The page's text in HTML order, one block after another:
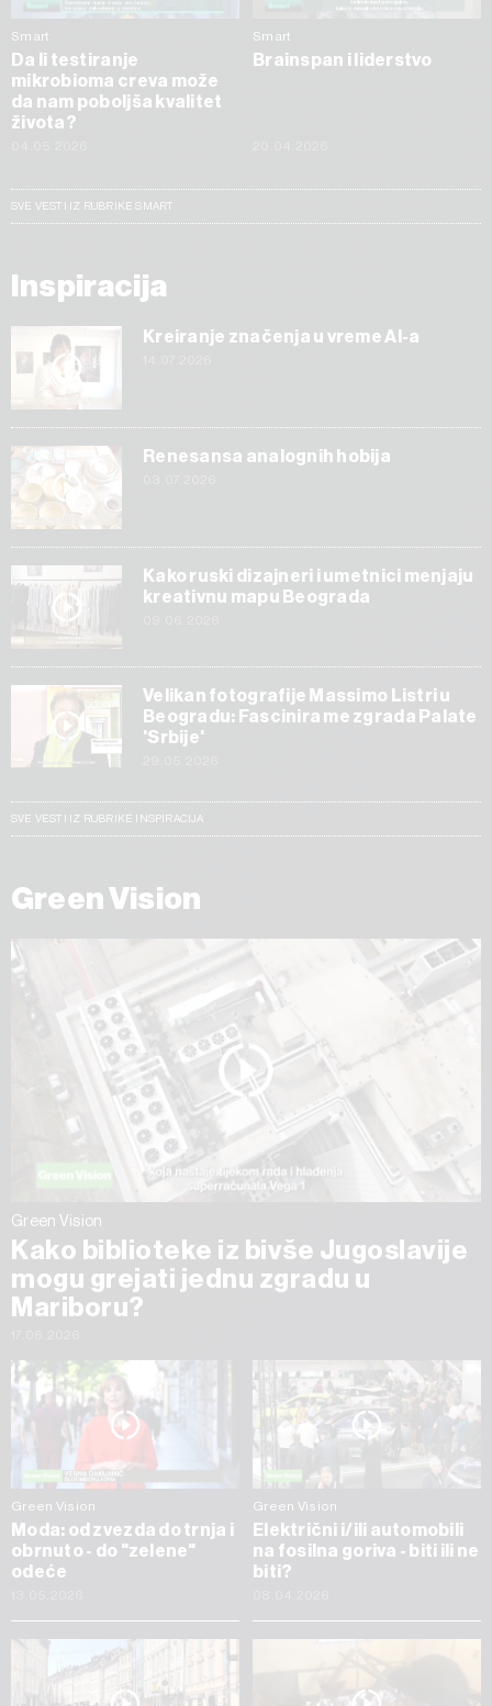
Smart
Da li testiranje
mikrobioma creva može
da nam poboljša kvalitet
života?
Smart
Brainspan i liderstvo
SVE VESTI IZ RUBRIKE SMART
Inspiracija
Kreiranje značenja u vreme AI-a
Renesansa analognih hobija
Kako ruski dizajneri i umetnici menjaju
kreativnu mapu Beograda
Velikan fotografije Massimo Listri u
Beogradu: Fascinira me zgrada Palate
'Srbije'
SVE VESTI IZ RUBRIKE INSPIRACIJA
Green Vision
Green Vision
Kako biblioteke iz bivše Jugoslavije
mogu grejati jednu zgradu u
Mariboru?
Green Vision
Moda: od zvezda do trnja i
obrnuto - do "zelene"
odeće
Green Vision
Električni i/ili automobili
na fosilna goriva - biti ili ne
biti?